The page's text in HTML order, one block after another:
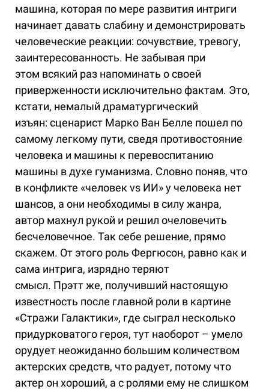
машина, которая по мере развития интриги
начинает давать слабину и демонстрировать
человеческие реакции: сочувствие, тревогу,
заинтересованность. Не забывая при
этом всякий раз напоминать о своей
приверженности исключительно фактам. Это,
кстати, немалый драматургический
изъян: сценарист Марко Ван Белле пошел по
самому легкому пути, сведя противостояние
человека и машины к перевоспитанию
машины в духе гуманизма. Словно поняв, что
в конфликте «человек vs ИИ» у человека нет
шансов, а они необходимы в силу жанра,
автор махнул рукой и решил очеловечить
бесчеловечное. Так себе решение, прямо
скажем. От этого роль Фергюсон, равно как и
сама интрига, изрядно теряют
смысл. Прэтт же, получивший настоящую
известность после главной роли в картине
«Стражи Галактики», где сыграл несколько
придурковатого героя, тут наоборот – умело
орудует неожиданно большим количеством
актерских средств, что радует, потому что
актер он хороший, а с ролями ему не слишком